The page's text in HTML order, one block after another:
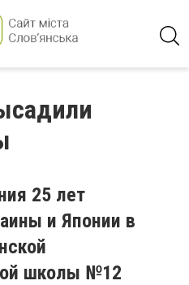
25 лет
и Японии в
школы №12